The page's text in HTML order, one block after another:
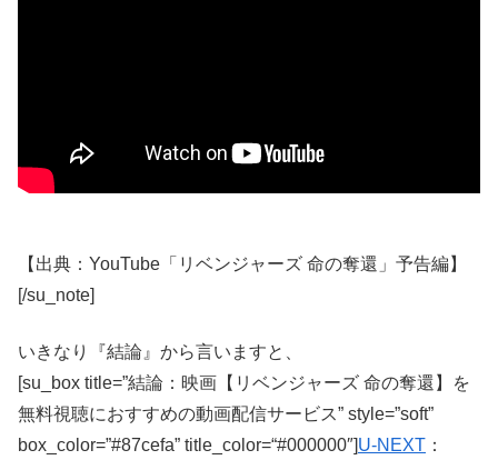
【出典：YouTube「リベンジャーズ 命の奪還」予告編】
[/su_note]
いきなり『結論』から言いますと、
[su_box title=”結論：映画【リベンジャーズ 命の奪還】を
無料視聴におすすめの動画配信サービス” style=”soft”
box_color=”#87cefa” title_color=“#000000″]U-NEXT ：